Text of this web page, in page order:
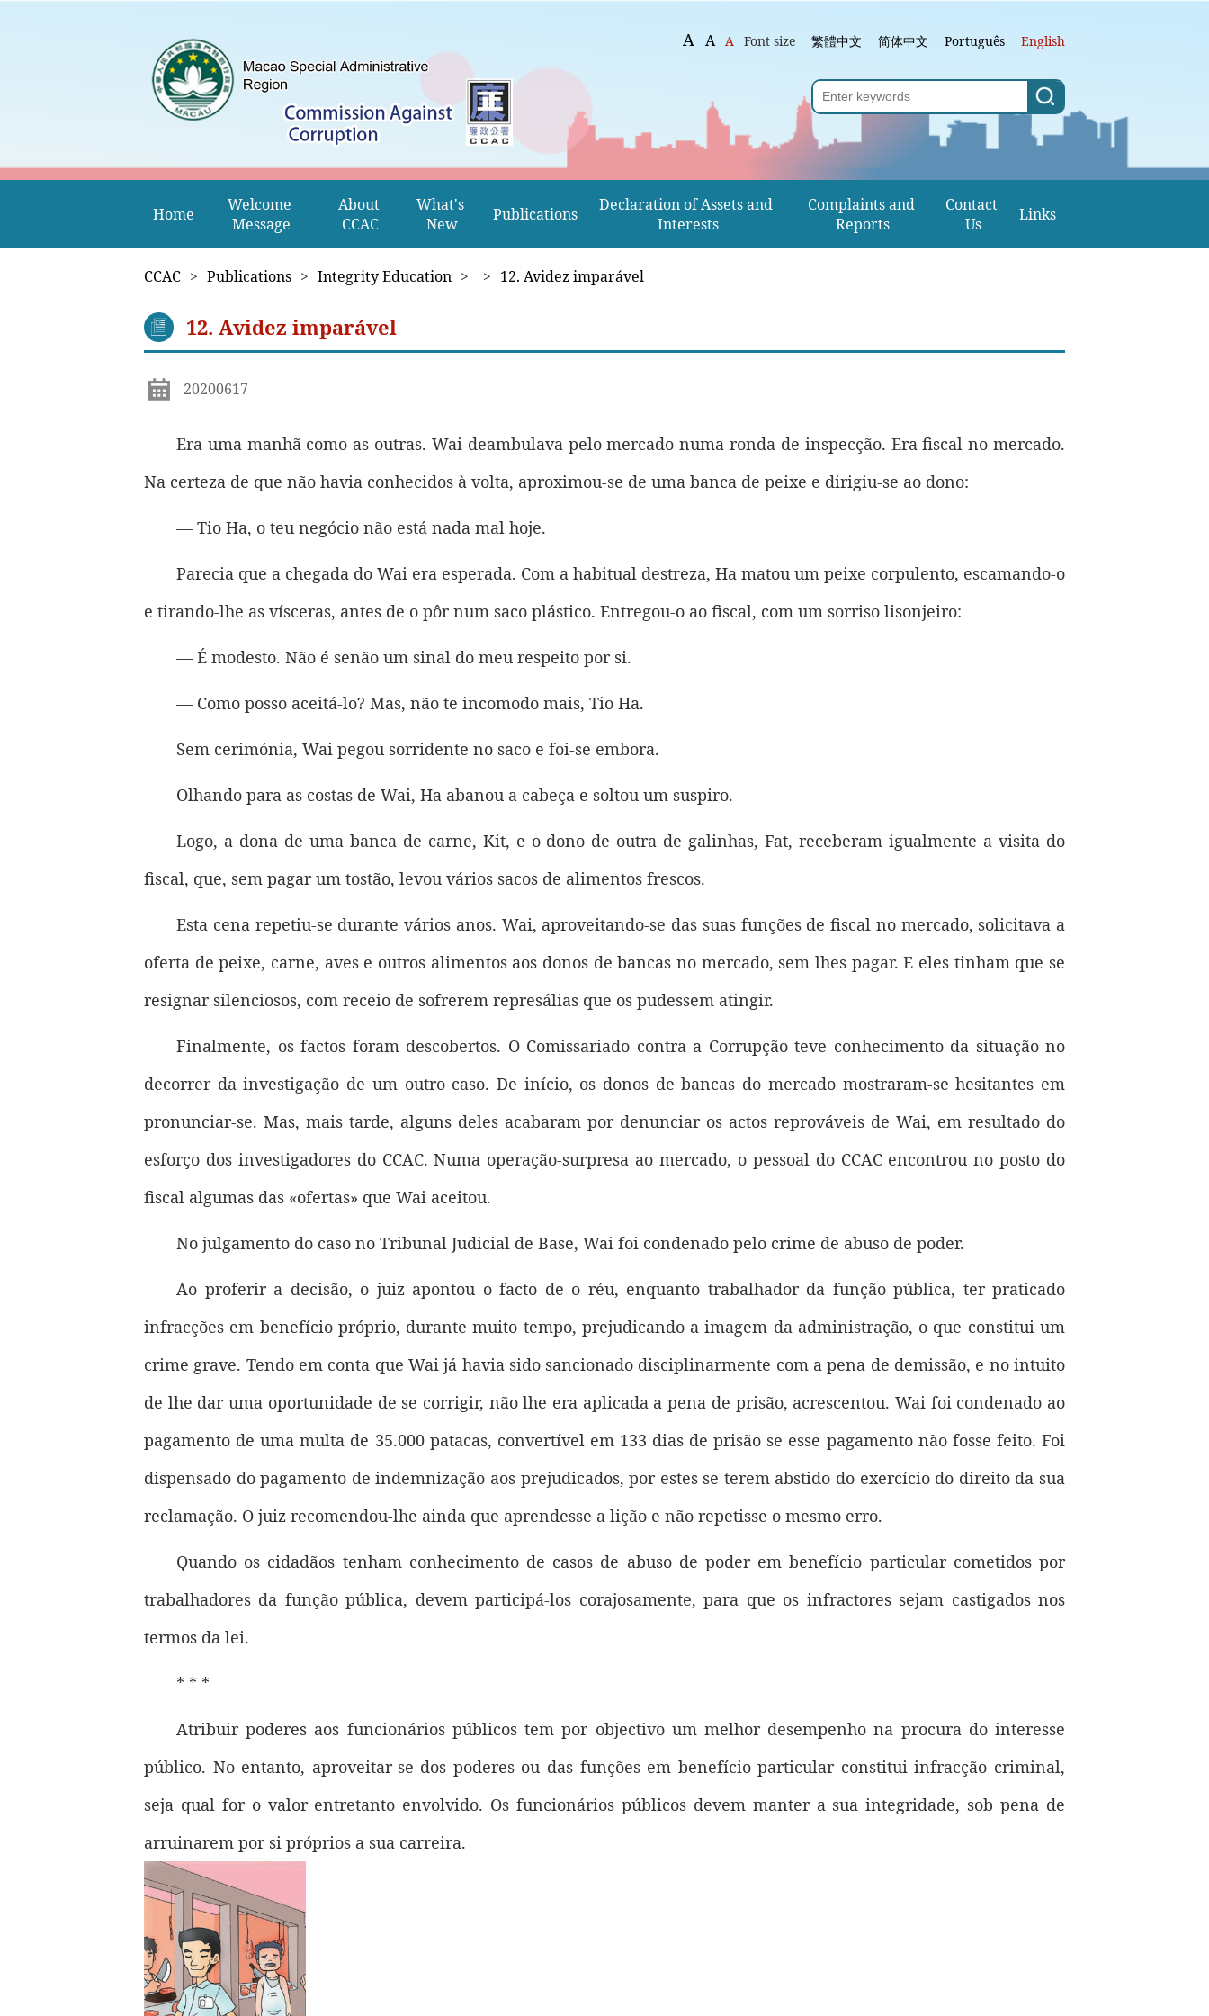
A A A Font size 繁體中文 简体中文 Português English
Home
Welcome
Message
About
CCAC
What's
New
Publications
Declaration of Assets and
Interests
Complaints and
Reports
Contact
Us
Links
CCAC > Publications > Integrity Education > > 12. Avidez imparável
12. Avidez imparável
20200617
Era uma manhã como as outras. Wai deambulava pelo mercado numa ronda de inspecção. Era fiscal no mercado.
Na certeza de que não havia conhecidos à volta, aproximou-se de uma banca de peixe e dirigiu-se ao dono:
— Tio Ha, o teu negócio não está nada mal hoje.
Parecia que a chegada do Wai era esperada. Com a habitual destreza, Ha matou um peixe corpulento, escamando-o
e tirando-lhe as vísceras, antes de o pôr num saco plástico. Entregou-o ao fiscal, com um sorriso lisonjeiro:
— É modesto. Não é senão um sinal do meu respeito por si.
— Como posso aceitá-lo? Mas, não te incomodo mais, Tio Ha.
Sem cerimónia, Wai pegou sorridente no saco e foi-se embora.
Olhando para as costas de Wai, Ha abanou a cabeça e soltou um suspiro.
Logo, a dona de uma banca de carne, Kit, e o dono de outra de galinhas, Fat, receberam igualmente a visita do
fiscal, que, sem pagar um tostão, levou vários sacos de alimentos frescos.
Esta cena repetiu-se durante vários anos. Wai, aproveitando-se das suas funções de fiscal no mercado, solicitava a
oferta de peixe, carne, aves e outros alimentos aos donos de bancas no mercado, sem lhes pagar. E eles tinham que se
resignar silenciosos, com receio de sofrerem represálias que os pudessem atingir.
Finalmente, os factos foram descobertos. O Comissariado contra a Corrupção teve conhecimento da situação no
decorrer da investigação de um outro caso. De início, os donos de bancas do mercado mostraram-se hesitantes em
pronunciar-se. Mas, mais tarde, alguns deles acabaram por denunciar os actos reprováveis de Wai, em resultado do
esforço dos investigadores do CCAC. Numa operação-surpresa ao mercado, o pessoal do CCAC encontrou no posto do
fiscal algumas das «ofertas» que Wai aceitou.
No julgamento do caso no Tribunal Judicial de Base, Wai foi condenado pelo crime de abuso de poder.
Ao proferir a decisão, o juiz apontou o facto de o réu, enquanto trabalhador da função pública, ter praticado
infracções em benefício próprio, durante muito tempo, prejudicando a imagem da administração, o que constitui um
crime grave. Tendo em conta que Wai já havia sido sancionado disciplinarmente com a pena de demissão, e no intuito
de lhe dar uma oportunidade de se corrigir, não lhe era aplicada a pena de prisão, acrescentou. Wai foi condenado ao
pagamento de uma multa de 35.000 patacas, convertível em 133 dias de prisão se esse pagamento não fosse feito. Foi
dispensado do pagamento de indemnização aos prejudicados, por estes se terem abstido do exercício do direito da sua
reclamação. O juiz recomendou-lhe ainda que aprendesse a lição e não repetisse o mesmo erro.
Quando os cidadãos tenham conhecimento de casos de abuso de poder em benefício particular cometidos por
trabalhadores da função pública, devem participá-los corajosamente, para que os infractores sejam castigados nos
termos da lei.
* * *
Atribuir poderes aos funcionários públicos tem por objectivo um melhor desempenho na procura do interesse
público. No entanto, aproveitar-se dos poderes ou das funções em benefício particular constitui infracção criminal,
seja qual for o valor entretanto envolvido. Os funcionários públicos devem manter a sua integridade, sob pena de
arruinarem por si próprios a sua carreira.